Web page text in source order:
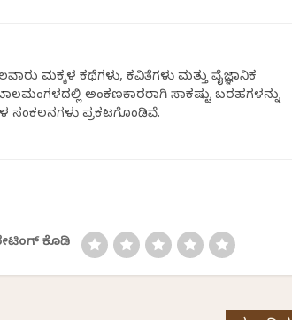
ಮಕ್ಕಳ ಕಥೆಗಳು, ಕವಿತೆಗಳು ಮತ್ತು ವೈಜ್ಞಾನಿಕ
ಅಂಕಣಕಾರರಾಗಿ ಸಾಕಷ್ಟು ಬರಹಗಳನ್ನು
ಸಂಕಲನಗಳು ಪ್ರಕಟಗೊಂಡಿವೆ.
ಕೊಡಿ